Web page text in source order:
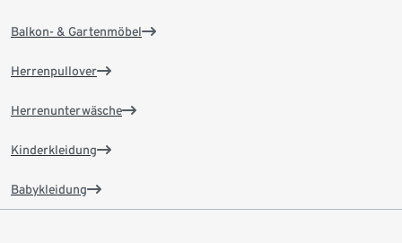
Balkon- & Gartenmöbel
Herrenpullover
Herrenunterwäsche
Kinderkleidung
Babykleidung